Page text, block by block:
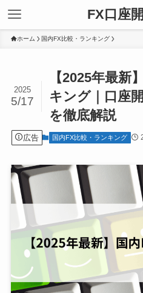
FX口座
ホーム 国内FX比較・ランキング
【2025年最新
キング｜口座
を徹底解説
2025
5/17
広告 国内FX比較・ランキング